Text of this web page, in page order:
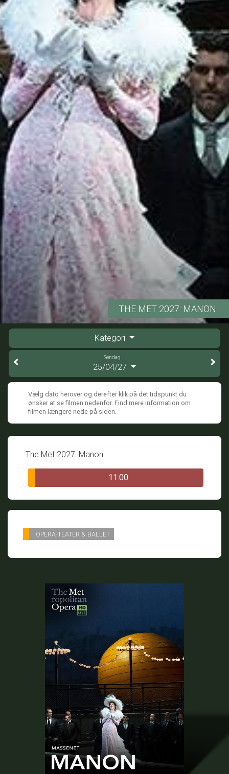
THE MET 2027: MANON
Kategori
Søndag
25/04/27
Vælg dato herover og derefter klik på det tidspunkt du
ønsker at se filmen nedenfor. Find mere information om
filmen længere nede på siden.
The Met 2027: Manon
11:00
OPERA-TEATER & BALLET